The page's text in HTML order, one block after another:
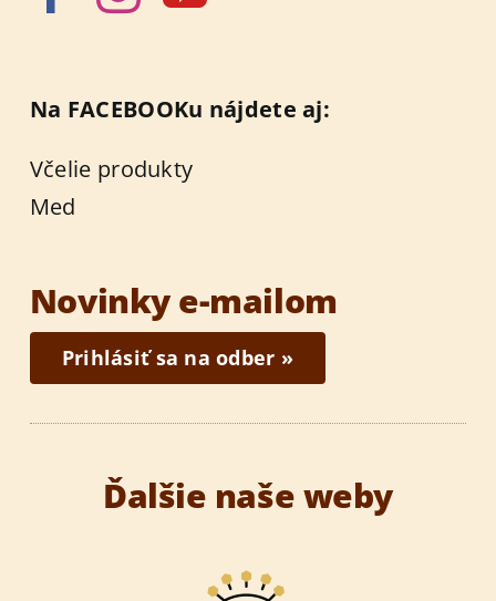
Na FACEBOOKu nájdete aj:
Včelie produkty
Med
Novinky e-mailom
Prihlásiť sa na odber »
Ďalšie naše weby